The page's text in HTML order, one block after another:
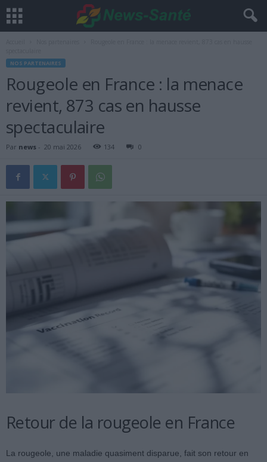
NOS PARTENAIRES
Rougeole en France : la menace
revient, 873 cas en hausse
spectaculaire
Par news - 20 mai 2026 134 0
Retour de la rougeole en France
La rougeole, une maladie quasiment disparue, fait son retour en